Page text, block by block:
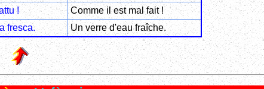
!
Comme il est mal fait !
fresca. Un verre d'eau fraîche.